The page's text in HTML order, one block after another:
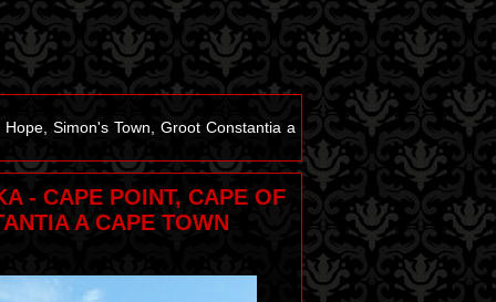
Simon's Town, Groot Constantia a
- CAPE POINT, CAPE OF
A CAPE TOWN